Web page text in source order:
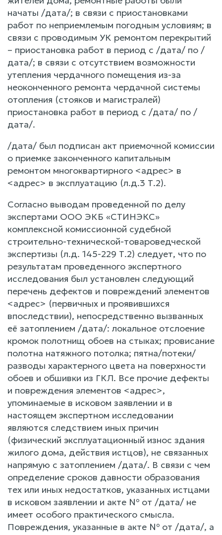
начаты /дата/; в связи с приостановками
работ по неприемлемым погодным условиям; в
связи с проводимым УК ремонтом перекрытий
– приостановка работ в период с /дата/ по /
дата/; в связи с отсутствием возможности
утепления чердачного помещения из-за
неоконченного ремонта чердачной системы
отопления (стояков и магистралей)
приостановка работ в период с /дата/ по /
дата/.
/дата/ был подписан акт приемочной комиссии
о приемке законченного капитальным
ремонтом многоквартирного <адрес> в
<адрес> в эксплуатацию (л.д.3 Т.2).
Согласно выводам проведенной по делу
экспертами ООО ЭКБ «СТИНЭКС»
комплексной комиссионной судебной
строительно-технической-товароведческой
экспертизы (л.д. 145-229 Т.2) следует, что по
результатам проведенного экспертного
исследования был установлен следующий
перечень дефектов и повреждений элементов
<адрес> (первичных и проявившихся
впоследствии), непосредственно вызванных
её затоплением /дата/: локальное отслоение
кромок полотнищ обоев на стыках; провисание
полотна натяжного потолка; пятна/потеки/
разводы характерного цвета на поверхности
обоев и обшивки из ГКЛ. Все прочие дефекты
и повреждения элементов <адрес>,
упоминаемые в исковом заявлении и в
настоящем экспертном исследовании
являются следствием иных причин
(физический эксплуатационный износ здания
жилого дома, действия истцов), не связанных
напрямую с затоплением /дата/. В связи с чем
определение сроков давности образования
тех или иных недостатков, указанных истцами
в исковом заявлении и акте № от /дата/ не
имеет особого практического смысла.
Повреждения, указанные в акте № от /дата/, а